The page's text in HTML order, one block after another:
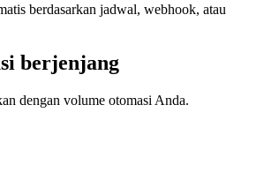
berdasarkan jadwal, webhook, atau
berjenjang
dengan volume otomasi Anda.